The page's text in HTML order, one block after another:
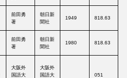
前田勇
著
朝日新
聞社
1949 818.63
前田勇
著
朝日新
聞社
1980 818.63
大阪外
国語大
大阪外
国語大
051